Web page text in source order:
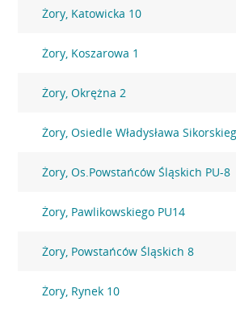
Żory, Katowicka 10
Żory, Koszarowa 1
Żory, Okrężna 2
Żory, Osiedle Władysława
Żory, Os.Powstańców Śląskich PU-8
Żory, Pawlikowskiego PU14
Żory, Powstańców Śląskich 8
Żory, Rynek 10